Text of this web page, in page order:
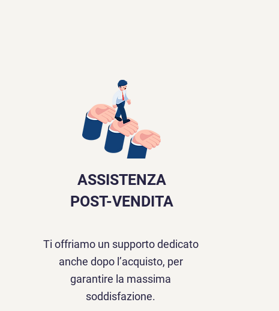
ASSISTENZA
POST-VENDITA
Ti offriamo un supporto dedicato
anche dopo l’acquisto, per
garantire la massima
soddisfazione.